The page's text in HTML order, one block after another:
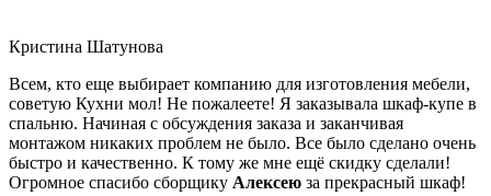
Кристина Шатунова
Всем, кто еще выбирает компанию для изготовления мебели,
советую Кухни мол! Не пожалеете! Я заказывала шкаф-купе в
спальню. Начиная с обсуждения заказа и заканчивая
монтажом никаких проблем не было. Все было сделано очень
быстро и качественно. К тому же мне ещё скидку сделали!
Огромное спасибо сборщику Алексею за прекрасный шкаф!